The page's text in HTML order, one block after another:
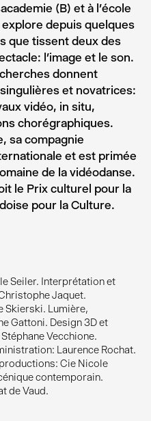
Seiler. Interprétation et
Jaquet.
Skierski. Lumière,
Gattoni. Design 3D et
Vecchione.
Laurence Rochat.
Cie Nicole
contemporain.
de Vaud.
(B) et à l’école
depuis quelques
que tissent deux des
l’image et le son.
donnent
et novatrices:
vidéo, in situ,
chorégraphiques.
sa compagnie
et est primée
de la vidéodanse.
le Prix culturel pour la
pour la Culture.